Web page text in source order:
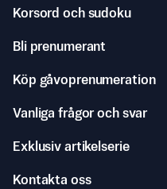
Korsord och sudoku
Bli prenumerant
Köp gåvoprenumeration
Vanliga frågor och svar
Exklusiv artikelserie
Kontakta oss